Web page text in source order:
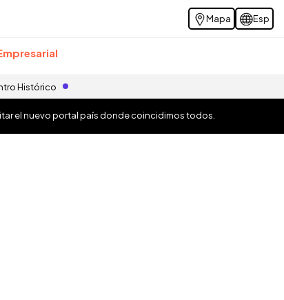
Mapa Esp
Histórico
el nuevo portal país donde coincidimos todos.